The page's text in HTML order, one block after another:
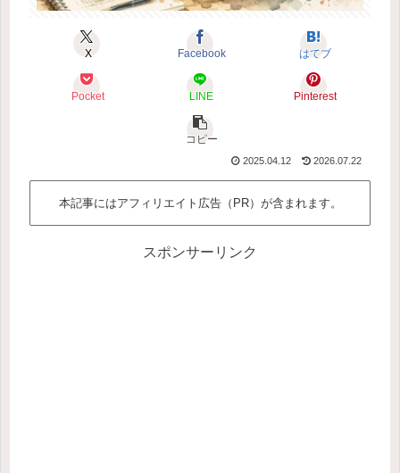
X Facebook はてブ
Pocket LINE Pinterest
コピー
2025.04.12 2026.07.22
本記事にはアフィリエイト広告（PR）が含まれます。
スポンサーリンク